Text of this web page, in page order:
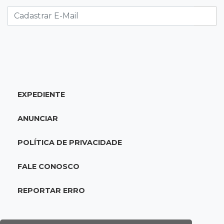
acidente com F-1000 na Av. Heráclito
18:28Concurso 3.042
acumulado em R$ 165 milhões
18:05Energia renovável
Produção de biodiesel cresce 32% em MS e
EXPEDIENTE
ANUNCIAR
POLÍTICA DE PRIVACIDADE
FALE CONOSCO
REPORTAR ERRO